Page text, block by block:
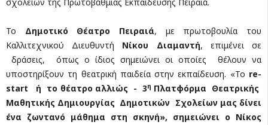
Το Δημοτικό Θέατρο Πειραιά, με πρωτοβουλία του
Καλλιτεχνικού Διευθυντή Νίκου Διαμαντή, επιμένει σε
δράσεις, όπως ο ίδιος σημειώνει οι οποίες θέλουν να
υποστηρίξουν τη θεατρική παιδεία στην εκπαίδευση. «Το re-
start ή το θέατρο αλλιώς - 3η Πλατφόρμα Θεατρικής
Μαθητικής Δημιουργίας Δημοτικών Σχολείων μας δίνει
ένα ζωντανό μάθημα στη σκηνή», σημειώνει ο Νίκος